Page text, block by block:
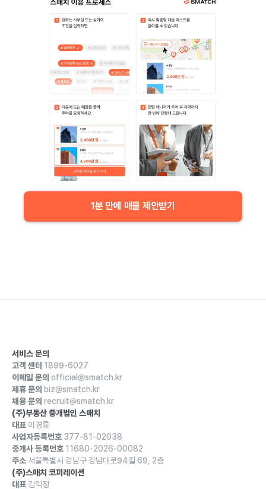
1분 만에 매물 제안받기
서비스 문의
고객 센터 1899-6027
이메일 문의 official@smatch.kr
제휴 문의 biz@smatch.kr
채용 문의 recruit@smatch.kr
(주)부동산 중개법인 스매치
대표 이경룡
사업자등록번호 377-81-02038
중개사 등록번호 11680-2026-00082
주소 서울특별시 강남구 강남대로94길 69, 2층
(주)스매치 코퍼레이션
대표 김익정